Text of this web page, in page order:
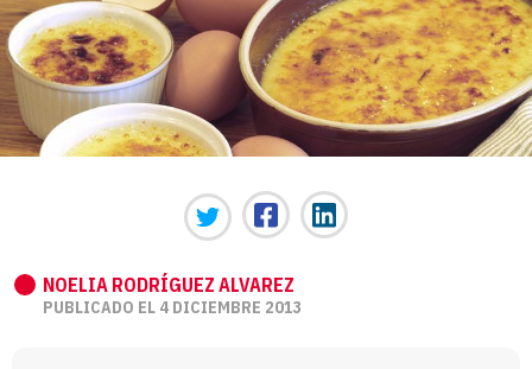
NOELIA RODRÍGUEZ ALVAREZ
PUBLICADO EL 4 DICIEMBRE 2013